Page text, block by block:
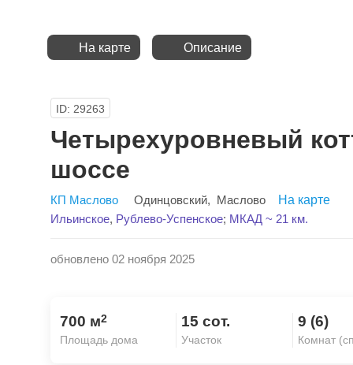
На карте Описание
ID: 29263
Четырехуровневый
шоссе
КП Маслово Одинцовский, Маслово
На карте
Ильинское, Рублево-Успенское; МКАД ~ 21 км.
обновлено 02 ноября 2025
700 м2
Площадь дома
15 сот.
Участок
9 (6)
Комнат